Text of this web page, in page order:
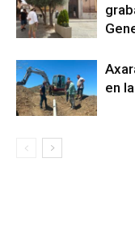
en